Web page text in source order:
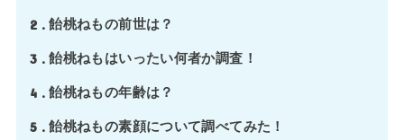
2 飴桃ねもの前世は？
3 飴桃ねもはいったい何者か調査！
4 飴桃ねもの年齢は？
5 飴桃ねもの素顔について調べてみた！